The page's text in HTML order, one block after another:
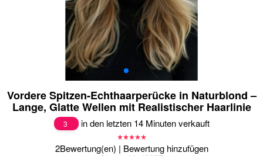
Vordere Spitzen-Echthaarperücke in Naturblond –
Lange, Glatte Wellen mit Realistischer Haarlinie
3 in den letzten 14 Minuten verkauft
2Bewertung(en) | Bewertung hinzufügen